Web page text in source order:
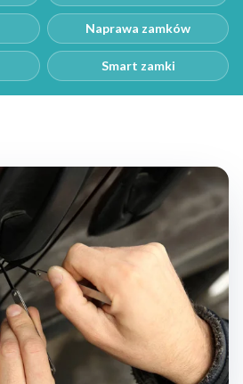
Naprawa zamków
Smart zamki